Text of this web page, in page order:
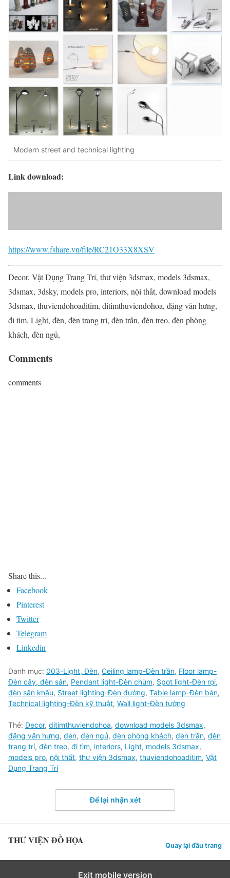
Modern street and technical lighting
Link download:
https://www.fshare.vn/file/RC21O33X8XSV
Decor, Vật Dụng Trang Trí, thư viện 3dsmax, models 3dsmax,
3dsmax, 3dsky, models pro, interiors, nội thất, download models
3dsmax, thuviendohoaditim, ditimthuviendohoa, đặng văn hưng,
đi tìm, Light, đèn, đèn trang trí, đèn trần, đèn treo, đèn phòng
khách, đèn ngủ,
Comments
comments
Share this...
Facebook
Pinterest
Twitter
Telegram
Linkedin
Danh mục: 003-Light, Đèn, Ceiling lamp-Đèn trần, Floor lamp-
Đèn cây, đèn sàn, Pendant light-Đèn chùm, Spot light-Đèn rọi,
đèn sân khấu, Street lighting-Đèn đường, Table lamp-Đèn bàn,
Technical lighting-Đèn kỹ thuật, Wall light-Đèn tường
Thẻ: Decor, ditimthuviendohoa, download models 3dsmax,
đặng văn hưng, đèn, đèn ngủ, đèn phòng khách, đèn trần, đèn
trang trí, đèn treo, đi tìm, interiors, Light, models 3dsmax,
models pro, nội thất, thư viện 3dsmax, thuviendohoaditim, Vật
Dụng Trang Trí
Để lại nhận xét
THƯ VIỆN ĐỒ HỌA Quay lại đầu trang
Exit mobile version